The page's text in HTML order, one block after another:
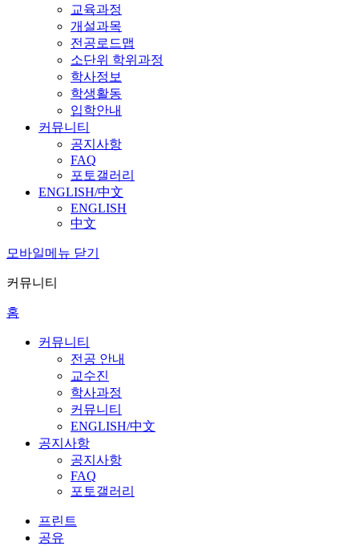
교육과정
개설과목
전공로드맵
소단위 학위과정
학사정보
학생활동
입학안내
커뮤니티
공지사항
FAQ
포토갤러리
ENGLISH/中文
ENGLISH
中文
모바일메뉴 닫기
커뮤니티
홈
커뮤니티
전공 안내
교수진
학사과정
커뮤니티
ENGLISH/中文
공지사항
공지사항
FAQ
포토갤러리
프린트
공유